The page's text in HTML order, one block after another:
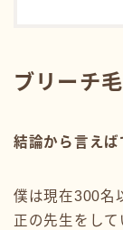
ブリーチ
結論から言えば
僕は現在300名
正の先生をし